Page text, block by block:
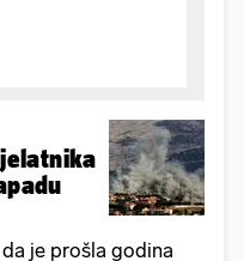
je prošla godina